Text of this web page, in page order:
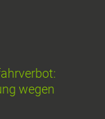
wegen